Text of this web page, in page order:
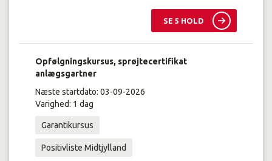
SE 5 HOLD
Opfølgningskursus, sprøjtecertifikat
anlægsgartner
Garantikursus
Positivliste Midtjylland
Næste startdato: 03-09-2026
Varighed: 1 dag